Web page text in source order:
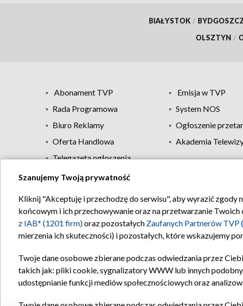
BIAŁYSTOK /
OLSZTYN /
Abonament TVP Emisja w TVP
Rada Programowa
System NOS
Biuro Reklamy
Ogłoszenie
Oferta Handlowa
Akademia
Telegazeta ogłoszenia
Regulamin TVP
Szanujemy Twoją prywatność
Kliknij "Akceptuję i przechodzę do serwisu", aby wyrazić zgody
końcowym i ich przechowywanie oraz na przetwarzanie Twoich
z IAB* (1201 firm)oraz pozostałych Zaufanych Partnerów TVP
mierzenia ich skuteczności) i pozostałych, które wskazujemy
Twoje dane osobowe zbierane podczas odwiedzania przez
takich jak: pliki cookie, sygnalizatory WWW lub innych
udostępnianie funkcji mediów społecznościowych oraz